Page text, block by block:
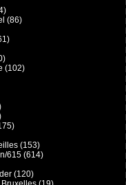
(86)
(102)
(153)
615 (614)
(120)